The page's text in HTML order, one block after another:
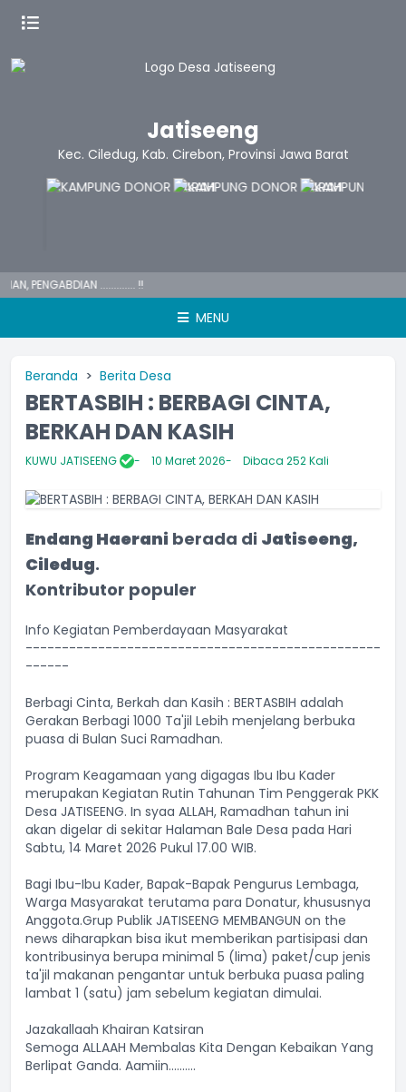
Jatiseeng
Kec. Ciledug, Kab. Cirebon, Provinsi Jawa Barat
............. !!
MENU
Beranda Berita Desa
BERTASBIH : BERBAGI CINTA,
BERKAH DAN KASIH
KUWU JATISEENG 10 Maret 2026 Dibaca 252 Kali
Endang Haerani berada di Jatiseeng,
Ciledug.
Kontributor populer
Info Kegiatan Pemberdayaan Masyarakat
-------------------------------------------------
------
Berbagi Cinta, Berkah dan Kasih : BERTASBIH adalah
Gerakan Berbagi 1000 Ta'jil Lebih menjelang berbuka
puasa di Bulan Suci Ramadhan.
Program Keagamaan yang digagas Ibu Ibu Kader
merupakan Kegiatan Rutin Tahunan Tim Penggerak PKK
Desa JATISEENG. In syaa ALLAH, Ramadhan tahun ini
akan digelar di sekitar Halaman Bale Desa pada Hari
Sabtu, 14 Maret 2026 Pukul 17.00 WIB.
Bagi Ibu-Ibu Kader, Bapak-Bapak Pengurus Lembaga,
Warga Masyarakat terutama para Donatur, khususnya
Anggota.Grup Publik JATISEENG MEMBANGUN on the
news diharapkan bisa ikut memberikan partisipasi dan
kontribusinya berupa minimal 5 (lima) paket/cup jenis
ta'jil makanan pengantar untuk berbuka puasa paling
lambat 1 (satu) jam sebelum kegiatan dimulai.
Jazakallaah Khairan Katsiran
Semoga ALLAAH Membalas Kita Dengan Kebaikan Yang
Berlipat Ganda. Aamiin..........